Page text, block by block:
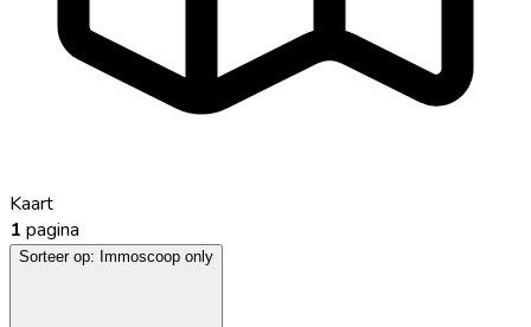
Kaart
1 pagina
Sorteer op: Immoscoop only